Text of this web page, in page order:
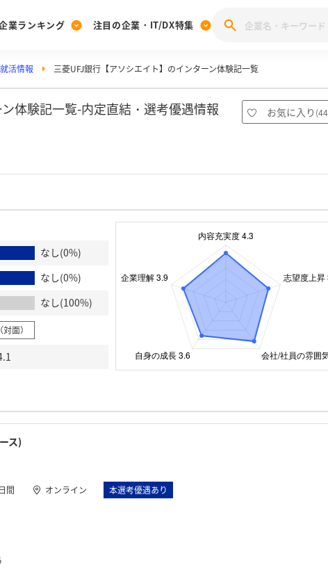
[27卒] 本選考体験記投稿キャンペーン
業ランキング
みんなのDX企業就職ブランド調査
注目の企業・IT/DX特集
企業研究
活情報 三菱UFJ銀行【アソシエイト】のインターン体験記一覧
体験記一覧-内定直結・選考優遇情報
お気に入り (
なし(0%)
なし(0%)
なし(100%)
面）
ス)
間 オンライン 本選考優遇あり